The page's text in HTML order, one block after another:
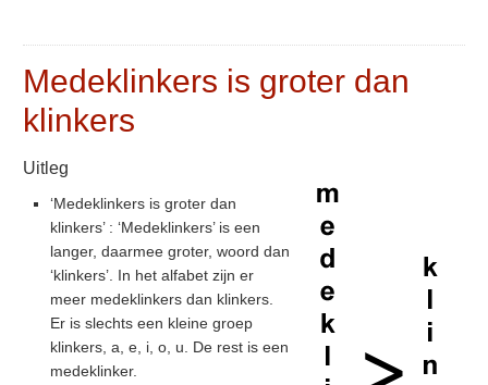
Medeklinkers is groter dan
klinkers
Uitleg
‘Medeklinkers is groter dan
klinkers’ : ‘Medeklinkers’ is een
langer, daarmee groter, woord dan
‘klinkers’. In het alfabet zijn er
meer medeklinkers dan klinkers.
Er is slechts een kleine groep
klinkers, a, e, i, o, u. De rest is een
medeklinker.